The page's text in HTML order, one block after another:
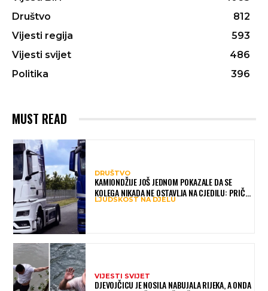
Društvo
812
Vijesti regija
593
Vijesti svijet
486
Politika
396
MUST READ
DRUŠTVO
KAMIONDŽIJE JOŠ JEDNOM POKAZALE DA SE
KOLEGA NIKADA NE OSTAVLJA NA CJEDILU: PRIČA
IZ HAMBURGA DIRNULA MNOGE
LJUDSKOST NA DJELU
VIJESTI SVIJET
DJEVOJČICU JE NOSILA NABUJALA RIJEKA, A ONDA